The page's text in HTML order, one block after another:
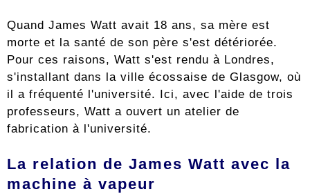
Quand James Watt avait 18 ans, sa mère est
morte et la santé de son père s'est détériorée.
Pour ces raisons, Watt s'est rendu à Londres,
s'installant dans la ville écossaise de Glasgow, où
il a fréquenté l'université. Ici, avec l'aide de trois
professeurs, Watt a ouvert un atelier de
fabrication à l'université.
La relation de James Watt avec la
machine à vapeur